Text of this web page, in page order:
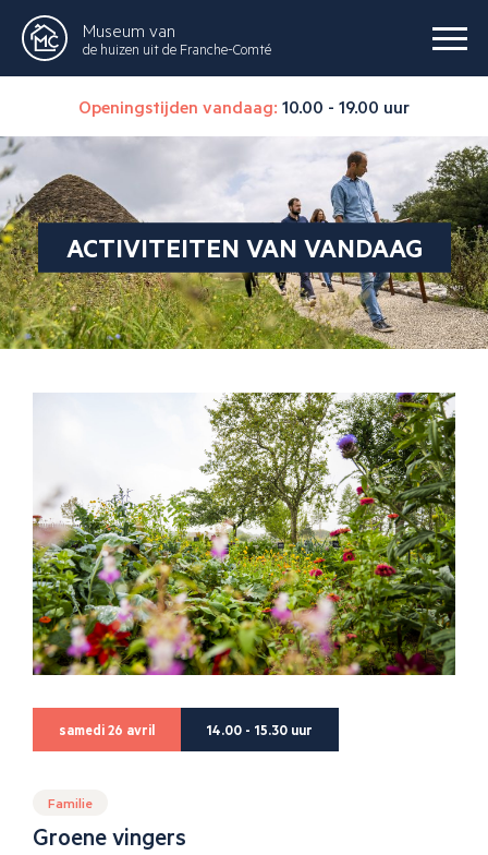
Museum van
de huizen uit de Franche-Comté
Openingstijden vandaag: 10.00 - 19.00 uur
ACTIVITEITEN VAN VANDAAG
samedi 26 avril 14.00 - 15.30 uur
Familie
Groene vingers